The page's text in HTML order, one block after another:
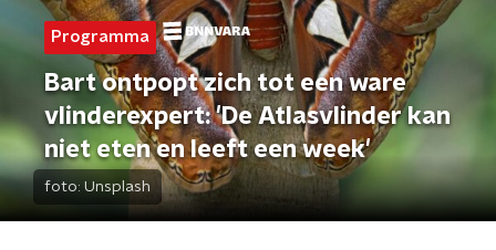
Programma
Bart ontpopt zich tot een ware
vlinderexpert: 'De Atlasvlinder kan
niet eten en leeft een week'
foto: Unsplash